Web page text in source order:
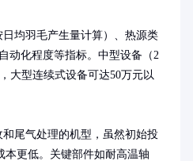
均羽毛产生量计算）、热源类
动化程度等指标。中型设备（2
大型连续式设备可达50万元以
尾气处理的机型，虽然初始投
本更低。关键部件如耐高温轴